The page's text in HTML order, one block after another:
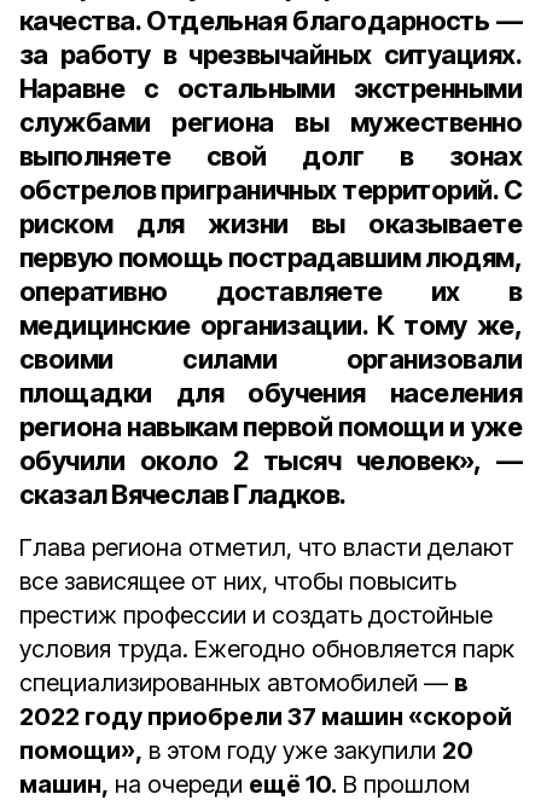
качества. Отдельная благодарность —
за работу в чрезвычайных ситуациях.
Наравне с остальными экстренными
службами региона вы мужественно
выполняете свой долг в зонах
обстрелов приграничных территорий. С
риском для жизни вы оказываете
первую помощь пострадавшим людям,
оперативно доставляете их в
медицинские организации. К тому же,
своими силами организовали
площадки для обучения населения
региона навыкам первой помощи и уже
обучили около 2 тысяч человек», —
сказал Вячеслав Гладков.
Глава региона отметил, что власти делают
все зависящее от них, чтобы повысить
престиж профессии и создать достойные
условия труда. Ежегодно обновляется парк
специализированных автомобилей — в
2022 году приобрели 37 машин «скорой
помощи», в этом году уже закупили 20
машин, на очереди ещё 10. В прошлом